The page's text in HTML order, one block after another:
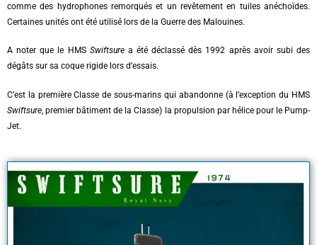
comme des hydrophones remorqués et un revêtement en tuiles anéchoïdes.
Certaines unités ont été utilisé lors de la Guerre des Malouines.
A noter que le HMS Swiftsurea été déclassé dès 1992 après avoir subi des
dégâts sur sa coque rigide lors d’essais.
C’est la première Classe de sous-marins qui abandonne (à l’exception du HMS
Swiftsure, premier bâtiment de la Classe) la propulsion par hélice pour le Pump-
Jet.